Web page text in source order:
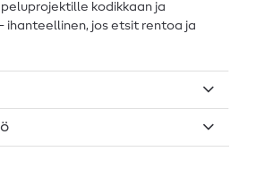
kodikkaan ja
ihanteellinen, jos etsit rentoa ja